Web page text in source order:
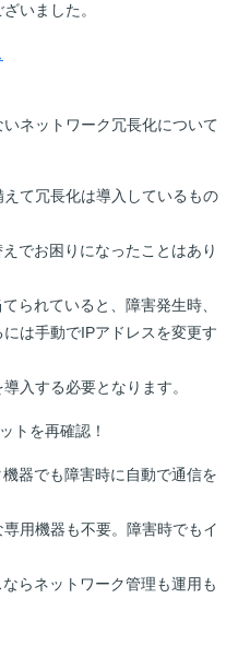
いました。
ネットワーク冗長化について
て冗長化は導入しているもの
でお困りになったことはあり
られていると、障害発生時、
は手動でIPアドレスを変更す
入する必要となります。
トを再確認！
器でも障害時に自動で通信を
用機器も不要。障害時でもイ
らネットワーク管理も運用も